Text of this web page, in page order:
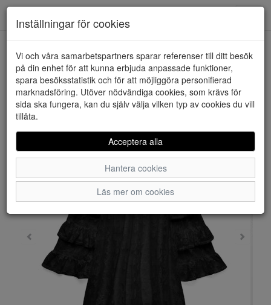
HEM VERO MODA
Inställningar för cookies
Vi och våra samarbetspartners sparar referenser till ditt besök
på din enhet för att kunna erbjuda anpassade funktioner,
spara besöksstatistik och för att möjliggöra personifierad
marknadsföring. Utöver nödvändiga cookies, som krävs för
sida ska fungera, kan du själv välja vilken typ av cookies du vill
tillåta.
Acceptera alla
Hantera cookies
Läs mer om cookies